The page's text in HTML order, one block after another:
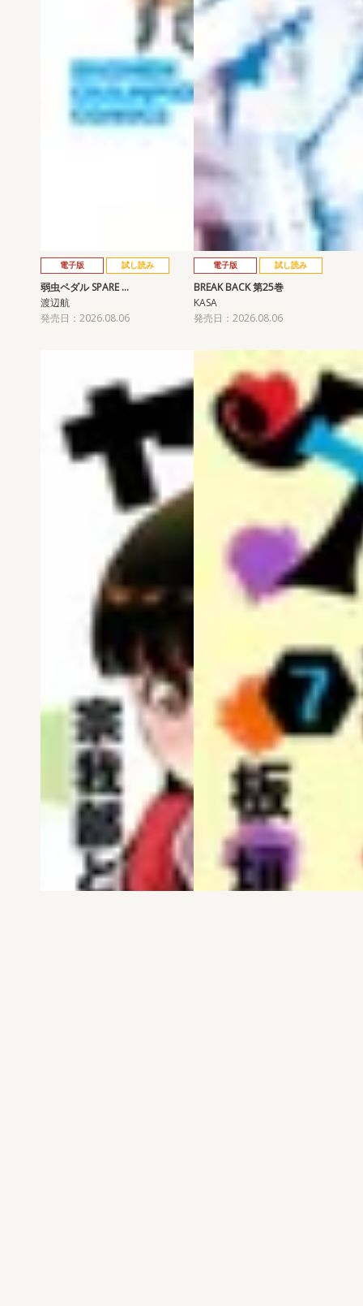
電子版 試し読み
弱虫ペダル SPARE …
渡辺航
発売日：2026.08.06
電子版 試し読み
BREAK BACK 第25巻
KASA
発売日：2026.08.06